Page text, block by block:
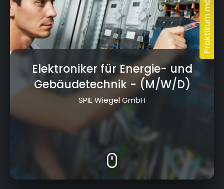
Elektroniker für Energie- und
Gebäudetechnik- (M/W/D)
SPIE Wiegel GmbH